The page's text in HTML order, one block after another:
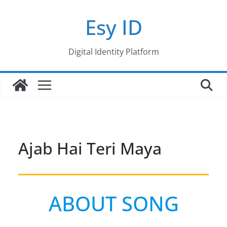
Esy ID
Digital Identity Platform
Ajab Hai Teri Maya
ABOUT SONG